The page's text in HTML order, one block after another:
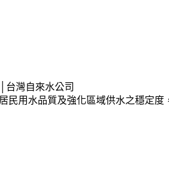
台灣自來水公司
民用水品質及強化區域供水之穩定